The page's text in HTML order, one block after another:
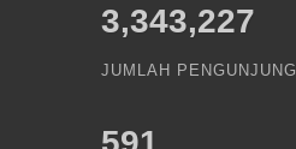
3,343,227
JUMLAH PENGUNJUNG